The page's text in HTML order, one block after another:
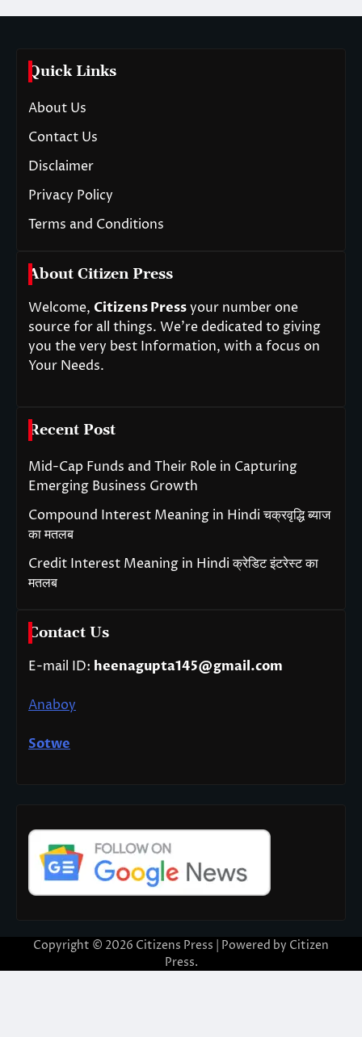
Quick Links
About Us
Contact Us
Disclaimer
Privacy Policy
Terms and Conditions
About Citizen Press
Welcome, Citizens Pressyour number one
source for all things. We’re dedicated to giving
you the very best Information, with a focus on
Your Needs.
Recent Post
Mid-Cap Funds and Their Role in Capturing
Emerging Business Growth
Compound Interest Meaning in Hindi चक्रवृद्धि ब्याज
का मतलब
Credit Interest Meaning in Hindi क्रेडिट इंटरेस्ट का
मतलब
Contact Us
E-mail ID: heenagupta145@gmail.com
Anaboy
Sotwe
Copyright © 2026 Citizens Press | Powered by Citizen
Press.